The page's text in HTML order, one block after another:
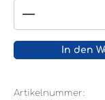
Produkt
In den
Artikelnummer: